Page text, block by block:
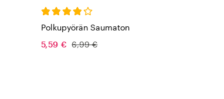
Polkupyörän Saumaton
5,59 € 6,99 €